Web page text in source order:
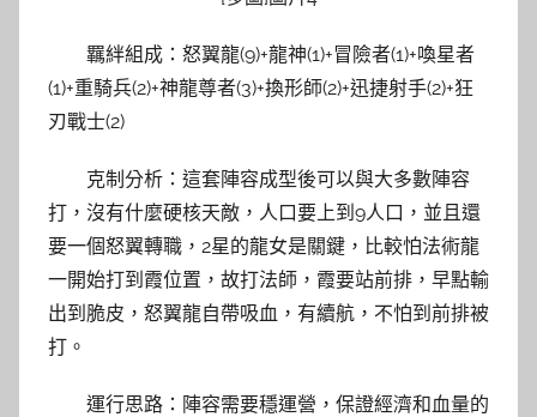
羈絆組成：怒翼龍(9)+龍神(1)+冒險者(1)+喚星者
(1)+重騎兵(2)+神龍尊者(3)+換形師(2)+迅捷射手(2)+狂
刃戰士(2)
克制分析：這套陣容成型後可以與大多數陣容
打，沒有什麼硬核天敵，人口要上到9人口，並且還
要一個怒翼轉職，2星的龍女是關鍵，比較怕法術龍
一開始打到霞位置，故打法師，霞要站前排，早點輸
出到脆皮，怒翼龍自帶吸血，有續航，不怕到前排被
打。
運行思路：陣容需要穩運營，保證經濟和血量的